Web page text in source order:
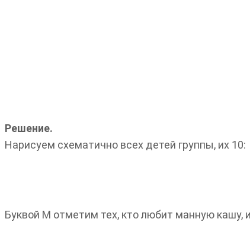
Решение.
Нарисуем схематично всех детей группы, их 10:
Буквой М отметим тех, кто любит манную кашу,